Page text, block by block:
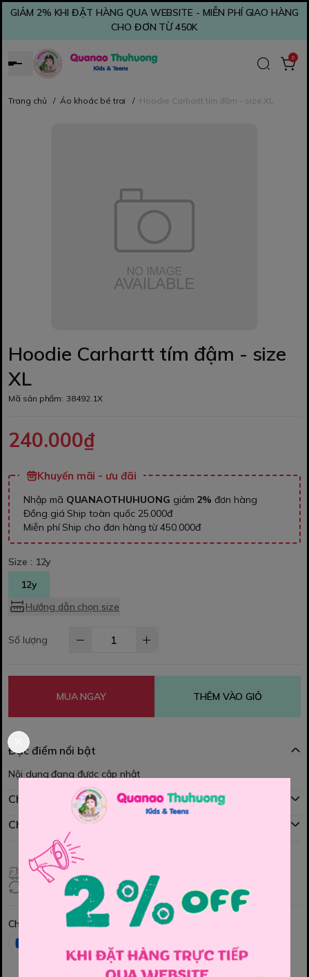
GIẢM 2% KHI ĐẶT HÀNG QUA WEBSITE - MIỄN PHÍ GIAO HÀNG
CHO ĐƠN TỪ 450K
0
Trang chủ / Áo khoác bé trai / Hoodie Carhartt tím đậm - size XL
Hoodie Carhartt tím đậm - size
XL
Mã sản phẩm: 38492.1X
240.000₫
Khuyến mãi - ưu đãi
Nhập mã QUANAOTHUHUONG giảm 2% đơn hàng
Đồng giá Ship toàn quốc 25.000đ
Miễn phí Ship cho đơn hàng từ 450.000đ
Size : 12y
12y
Hướng dẫn chọn size
Số lượng
MUA NGAY THÊM VÀO GIỎ
Đặc điểm nổi bật
Nội dung đang được cập nhật
Chính sách mua hàng
Chính sách đổi hàng
Giao hàng toàn quốc
Đổi hàng 3 ngày (HCM), 7 ngày (Tỉnh)
Chia sẻ